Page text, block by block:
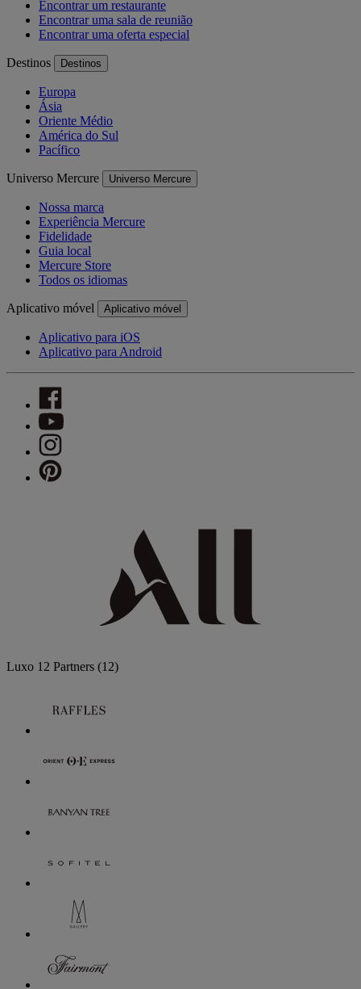
Encontrar um restaurante
Encontrar uma sala de reunião
Encontrar uma oferta especial
Destinos Destinos
Europa
Ásia
Oriente Médio
América do Sul
Pacífico
Universo Mercure Universo Mercure
Nossa marca
Experiência Mercure
Fidelidade
Guia local
Mercure Store
Todos os idiomas
Aplicativo móvel Aplicativo móvel
Aplicativo para iOS
Aplicativo para Android
Luxo 12 Partners (12)